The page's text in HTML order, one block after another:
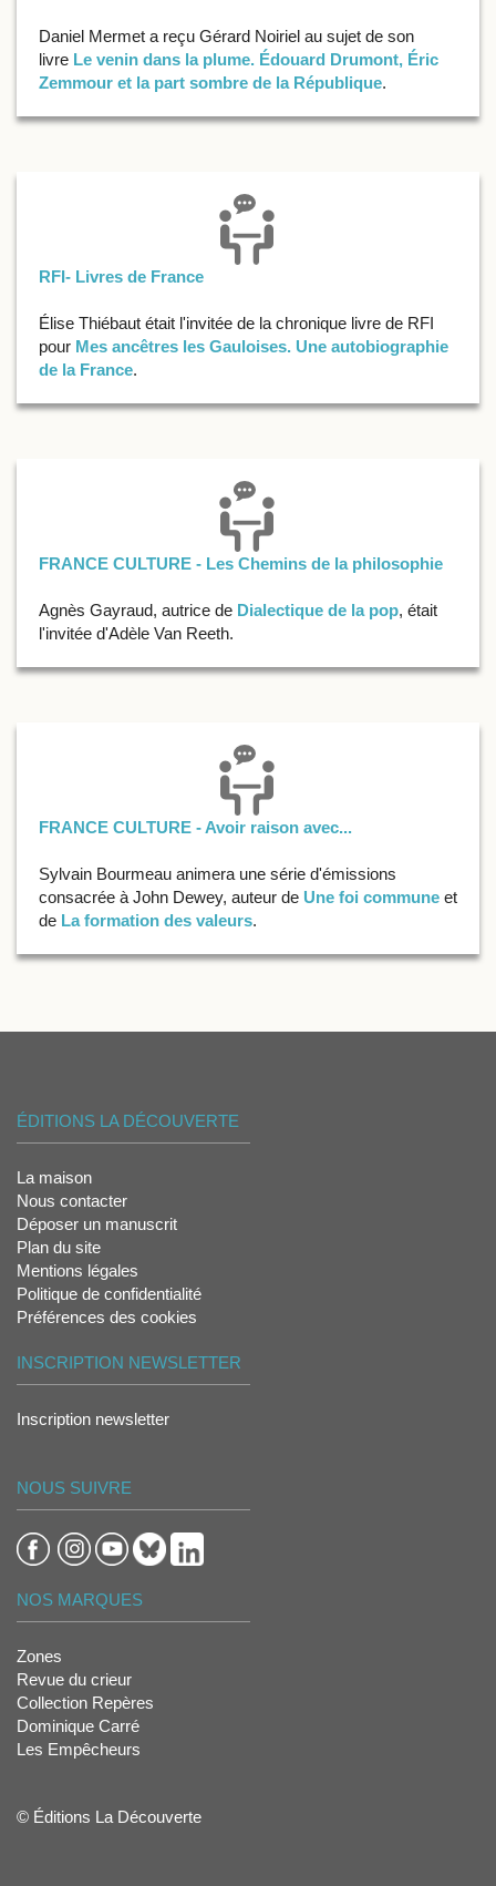
Daniel Mermet a reçu Gérard Noiriel au sujet de son
livre Le venin dans la plume. Édouard Drumont, Éric
Zemmour et la part sombre de la République.
RFI- Livres de France
Élise Thiébaut était l'invitée de la chronique livre de RFI
pour Mes ancêtres les Gauloises. Une autobiographie
de la France.
FRANCE CULTURE - Les Chemins de la philosophie
Agnès Gayraud, autrice de Dialectique de la pop, était
l'invitée d'Adèle Van Reeth.
FRANCE CULTURE - Avoir raison avec...
Sylvain Bourmeau animera une série d'émissions
consacrée à John Dewey, auteur de Une foi commune et
de La formation des valeurs.
ÉDITIONS LA DÉCOUVERTE
La maison
Nous contacter
Déposer un manuscrit
Plan du site
Mentions légales
Politique de confidentialité
Préférences des cookies
INSCRIPTION NEWSLETTER
Inscription newsletter
NOUS SUIVRE
NOS MARQUES
Zones
Revue du crieur
Collection Repères
Dominique Carré
Les Empêcheurs
© Éditions La Découverte